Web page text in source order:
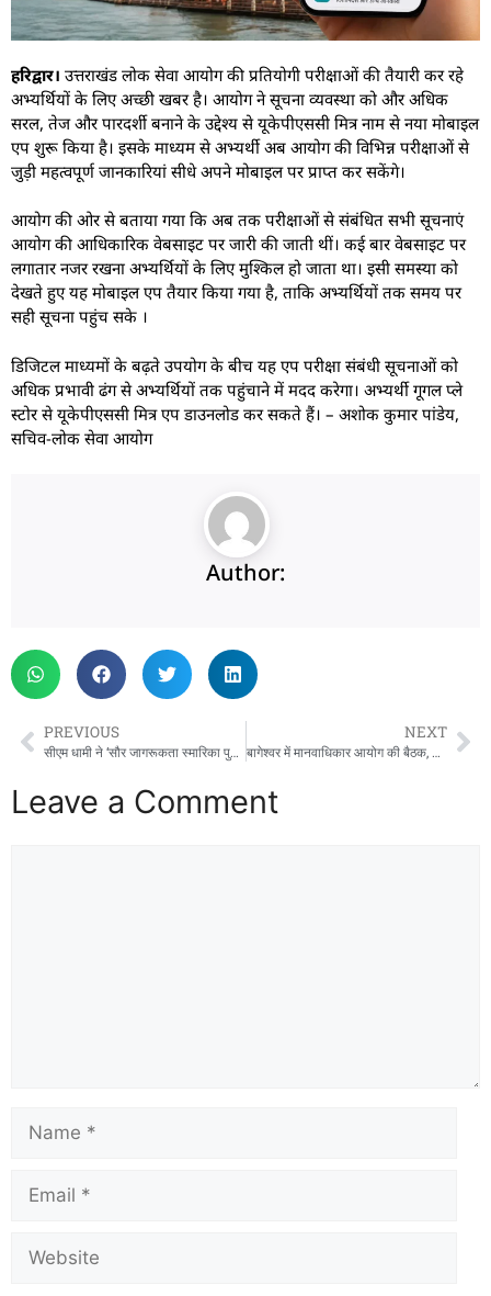
हरिद्वार। उत्तराखंड लोक सेवा आयोग की प्रतियोगी परीक्षाओं की तैयारी कर रहे
अभ्यर्थियों के लिए अच्छी खबर है। आयोग ने सूचना व्यवस्था को और अधिक
सरल, तेज और पारदर्शी बनाने के उद्देश्य से यूकेपीएससी मित्र नाम से नया मोबाइल
एप शुरू किया है। इसके माध्यम से अभ्यर्थी अब आयोग की विभिन्न परीक्षाओं से
जुड़ी महत्वपूर्ण जानकारियां सीधे अपने मोबाइल पर प्राप्त कर सकेंगे।
आयोग की ओर से बताया गया कि अब तक परीक्षाओं से संबंधित सभी सूचनाएं
आयोग की आधिकारिक वेबसाइट पर जारी की जाती थीं। कई बार वेबसाइट पर
लगातार नजर रखना अभ्यर्थियों के लिए मुश्किल हो जाता था। इसी समस्या को
देखते हुए यह मोबाइल एप तैयार किया गया है, ताकि अभ्यर्थियों तक समय पर
सही सूचना पहुंच सके ।
डिजिटल माध्यमों के बढ़ते उपयोग के बीच यह एप परीक्षा संबंधी सूचनाओं को
अधिक प्रभावी ढंग से अभ्यर्थियों तक पहुंचाने में मदद करेगा। अभ्यर्थी गूगल प्ले
स्टोर से यूकेपीएससी मित्र एप डाउनलोड कर सकते हैं। – अशोक कुमार पांडेय,
सचिव-लोक सेवा आयोग
Author:
PREVIOUS
सीएम धामी ने ‘सौर जागरूकता स्मारिका पुस्तिका’ का विमोचन किया
NEXT
बागेश्वर में मानवाधिकार आयोग की बैठक, मामलों की होगी सुनवाई
Leave a Comment